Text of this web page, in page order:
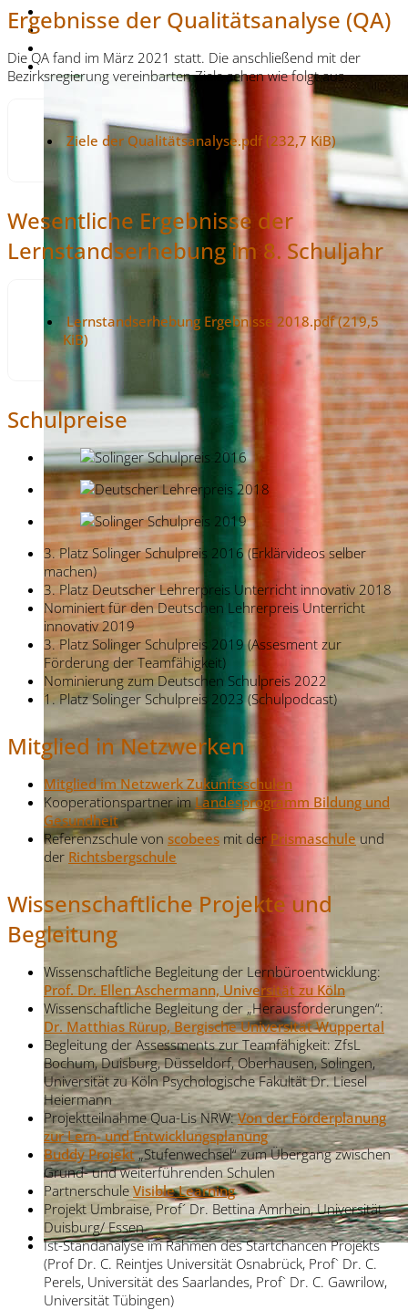
Ergebnisse der Qualitätsanalyse (QA)
Die QA fand im März 2021 statt. Die anschließend mit der
Bezirksregierung vereinbarten Ziele sehen wie folgt aus.
Ziele der Qualitätsanalyse.pdf (232,7 KiB)
Wesentliche Ergebnisse der
Lernstandserhebung im 8. Schuljahr
Lernstandserhebung Ergebnisse 2018.pdf(219,5
KiB)
Schulpreise
3. Platz Solinger Schulpreis 2016 (Erklärvideos selber
machen)
3. Platz Deutscher Lehrerpreis Unterricht innovativ 2018
Nominiert für den Deutschen Lehrerpreis Unterricht
innovativ 2019
3. Platz Solinger Schulpreis 2019 (Assesment zur
Förderung der Teamfähigkeit)
Nominierung zum Deutschen Schulpreis 2022
1. Platz Solinger Schulpreis 2023 (Schulpodcast)
Mitglied in Netzwerken
Mitglied im Netzwerk Zukunftsschulen
Kooperationspartner imLandesprogramm Bildung und
Gesundheit
Referenzschule von scobees mit der Prismaschuleund
der Richtsbergschule
Wissenschaftliche Projekte und
Begleitung
Wissenschaftliche Begleitung der Lernbüroentwicklung:
Prof. Dr. Ellen Aschermann, Universität zu Köln
Wissenschaftliche Begleitung der „Herausforderungen“:
Dr. Matthias Rürup, Bergische Universität Wuppertal
Begleitung der Assessments zur Teamfähigkeit: ZfsL
Bochum, Duisburg, Düsseldorf, Oberhausen, Solingen,
Universität zu Köln Psychologische Fakultät Dr. Liesel
Heiermann
Projektteilnahme Qua-Lis NRW:Von der Förderplanung
zur Lern- und Entwicklungsplanung
Buddy Projekt„Stufenwechsel“ zum Übergang zwischen
Grund- und weiterführenden Schulen
Partnerschule Visible Learning
Projekt Umbraise, Prof´ Dr. Bettina Amrhein, Universität
Duisburg/ Essen
Ist-Standanalyse im Rahmen des Startchancen Projekts
(Prof Dr. C. Reintjes Universität Osnabrück, Prof` Dr. C.
Perels, Universität des Saarlandes, Prof` Dr. C. Gawrilow,
Universität Tübingen)